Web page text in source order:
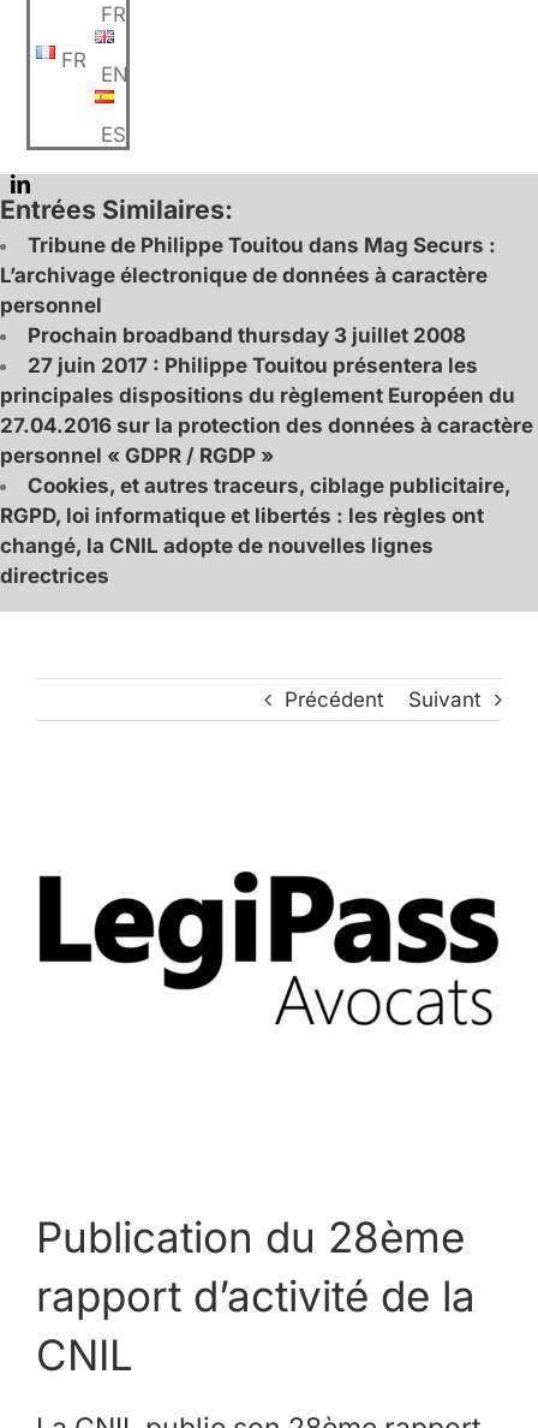
FR
FR
EN
ES
Entrées Similaires:
Tribune de Philippe Touitou dans Mag Securs :
L’archivage électronique de données à caractère
personnel
Prochain broadband thursday 3 juillet 2008
27 juin 2017 : Philippe Touitou présentera les
principales dispositions du règlement Européen du
27.04.2016 sur la protection des données à caractère
personnel « GDPR / RGDP »
Cookies, et autres traceurs, ciblage publicitaire,
RGPD, loi informatique et libertés : les règles ont
changé, la CNIL adopte de nouvelles lignes
directrices
Précédent Suivant
Publication du 28ème
rapport d’activité de la
CNIL